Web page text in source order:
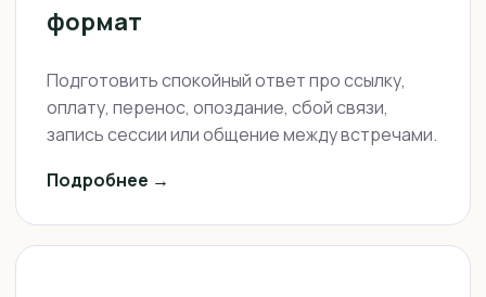
формат
Подготовить спокойный ответ про ссылку,
оплату, перенос, опоздание, сбой связи,
запись сессии или общение между встречами.
Подробнее →